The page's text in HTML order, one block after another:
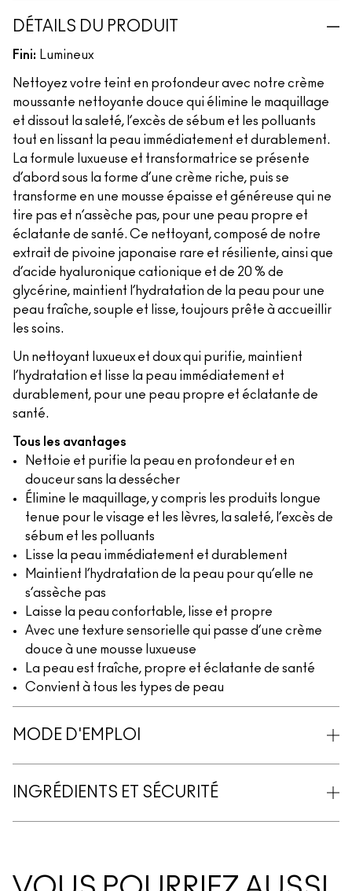
DÉTAILS DU PRODUIT
Fini: Lumineux
Nettoyez votre teint en profondeur avec notre crème
moussante nettoyante douce qui élimine le maquillage
et dissout la saleté, l’excès de sébum et les polluants
tout en lissant la peau immédiatement et durablement.
La formule luxueuse et transformatrice se présente
d’abord sous la forme d’une crème riche, puis se
transforme en une mousse épaisse et généreuse qui ne
tire pas et n’assèche pas, pour une peau propre et
éclatante de santé. Ce nettoyant, composé de notre
extrait de pivoine japonaise rare et résiliente, ainsi que
d’acide hyaluronique cationique et de 20 % de
glycérine, maintient l’hydratation de la peau pour une
peau fraîche, souple et lisse, toujours prête à accueillir
les soins.
Un nettoyant luxueux et doux qui purifie, maintient
l’hydratation et lisse la peau immédiatement et
durablement, pour une peau propre et éclatante de
santé.
Tous les avantages
Nettoie et purifie la peau en profondeur et en
douceur sans la dessécher
Élimine le maquillage, y compris les produits longue
tenue pour le visage et les lèvres, la saleté, l’excès de
sébum et les polluants
Lisse la peau immédiatement et durablement
Maintient l’hydratation de la peau pour qu’elle ne
s’assèche pas
Laisse la peau confortable, lisse et propre
Avec une texture sensorielle qui passe d’une crème
douce à une mousse luxueuse
La peau est fraîche, propre et éclatante de santé
Convient à tous les types de peau
MODE D'EMPLOI
INGRÉDIENTS ET SÉCURITÉ